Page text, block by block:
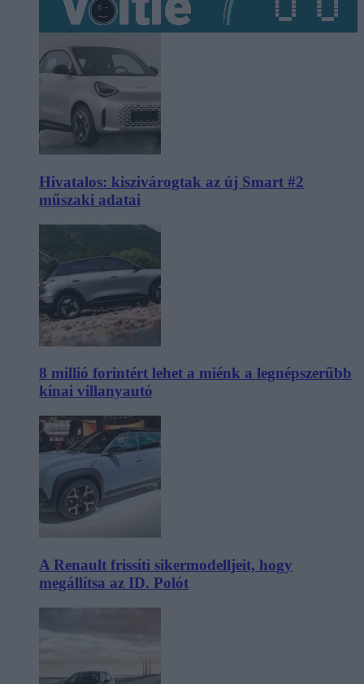
Hivatalos: kiszivárogtak az új Smart #2
műszaki adatai
8 millió forintért lehet a miénk a legnépszerűbb
kínai villanyautó
A Renault frissíti sikermodelljeit, hogy
megállítsa az ID. Polót